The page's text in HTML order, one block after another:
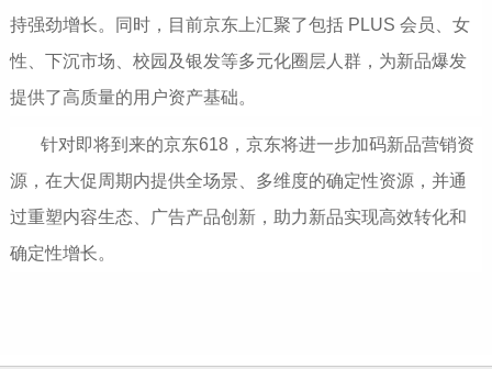
持强劲增长。同时，目前京东上汇聚了包括 PLUS 会员、女
性、下沉市场、校园及银发等多元化圈层人群，为新品爆发
提供了高质量的用户资产基础。
针对即将到来的京东618，京东将进一步加码新品营销资
源，在大促周期内提供全场景、多维度的确定性资源，并通
过重塑内容生态、广告产品创新，助力新品实现高效转化和
确定性增长。